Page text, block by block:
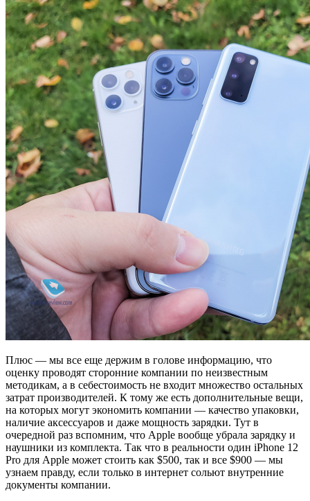
Плюс — мы все еще держим в голове информацию, что
оценку проводят сторонние компании по неизвестным
методикам, а в себестоимость не входит множество остальных
затрат производителей. К тому же есть дополнительные вещи,
на которых могут экономить компании — качество упаковки,
наличие аксессуаров и даже мощность зарядки. Тут в
очередной раз вспомним, что Apple вообще убрала зарядку и
наушники из комплекта. Так что в реальности один iPhone 12
Pro для Apple может стоить как $500, так и все $900 — мы
узнаем правду, если только в интернет сольют внутренние
документы компании.